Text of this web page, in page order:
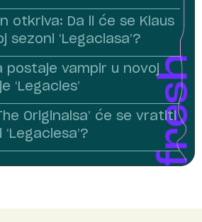
otkriva: Da li će se Klaus
sezoni ‘Legaciasa’?
postaje vampir u novoj
‘Legacies’
Originalsa’ će se vratiti